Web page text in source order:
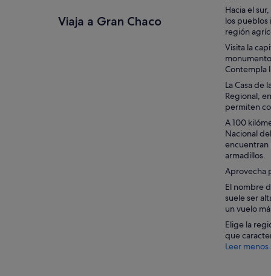
Un árbol junto a
Viaja a Gran Chaco
Hacia el
los pueblos
región
Visita la
Contempla
La Casa de
Regional,
permiten
A 100
Nacional
encuentran
armadillos.
Aprovecha
El nombre
suele ser
un vuelo
Elige la
que
Leer menos